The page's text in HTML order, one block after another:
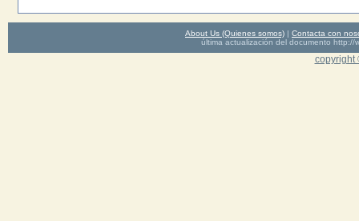
About Us (Quienes somos) | Contacta con
última actualización del documento http://
copyright